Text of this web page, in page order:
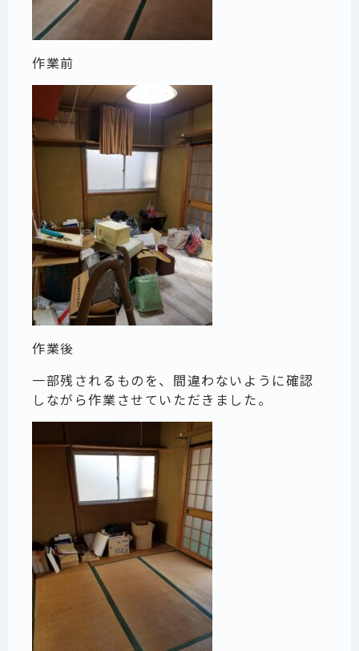
作業前
作業後
一部残されるものを、間違わないように確認
しながら作業させていただきました。